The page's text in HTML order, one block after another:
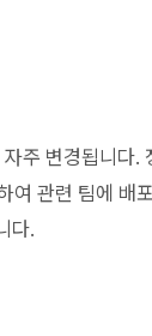
주 변경됩니다.
여 관련 팀에 배
다.